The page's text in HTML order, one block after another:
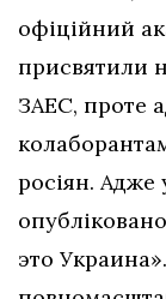
офіційний
присвятили
ЗАЕС, проте
росіян. Адже
это